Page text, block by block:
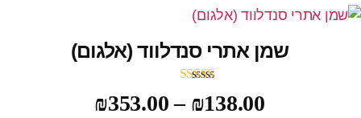
שמן אתרי סנדלווד (אלגום)
מתוך 5
₪138.00
–
₪353.00